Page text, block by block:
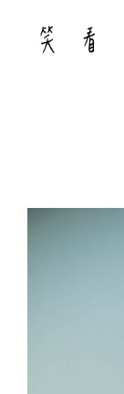
content